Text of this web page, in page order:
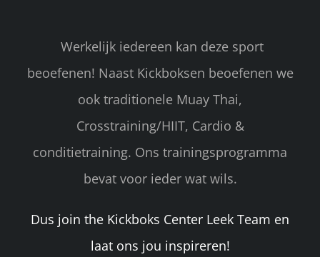
Werkelijk iedereen kan deze sport
beoefenen! Naast Kickboksen beoefenen we
ook traditionele Muay Thai,
Crosstraining/HIIT, Cardio &
conditietraining. Ons trainingsprogramma
bevat voor ieder wat wils.
Dus join the Kickboks Center Leek Team en
laat ons jou inspireren!